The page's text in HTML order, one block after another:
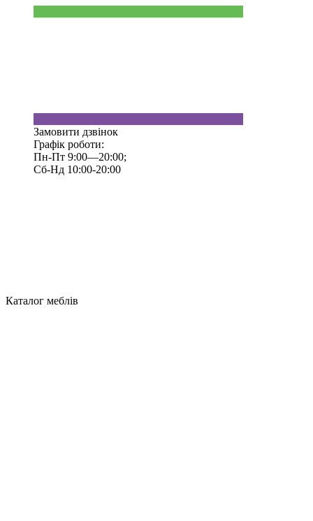
Замовити дзвінок
Графік роботи:
Пн-Пт 9:00—20:00;
Сб-Нд 10:00-20:00
Каталог меблів